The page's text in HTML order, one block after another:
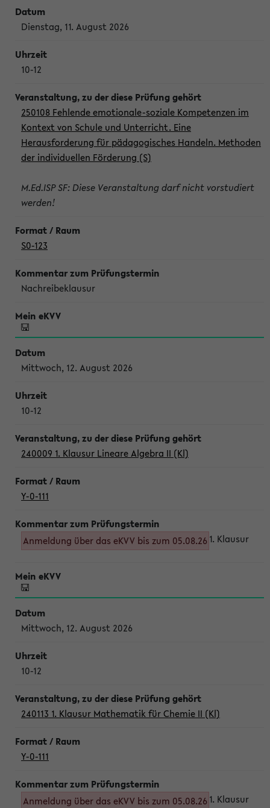
Dienstag, 11. August 2026
10-12
250108 Fehlende emotionale-soziale Kompetenzen im
Kontext von Schule und Unterricht. Eine
Herausforderung für pädagogisches Handeln. Methoden
der individuellen Förderung (S)
M.Ed.ISP SF: Diese Veranstaltung darf nicht vorstudiert
werden!
S0-123
Nachreibeklausur
Mittwoch, 12. August 2026
10-12
240009 1. Klausur Lineare Algebra II (Kl)
Y-0-111
Anmeldung über das eKVV bis zum 05.08.26 1. Klausur
Mittwoch, 12. August 2026
10-12
240113 1. Klausur Mathematik für Chemie II (Kl)
Y-0-111
Anmeldung über das eKVV bis zum 05.08.26 1. Klausur